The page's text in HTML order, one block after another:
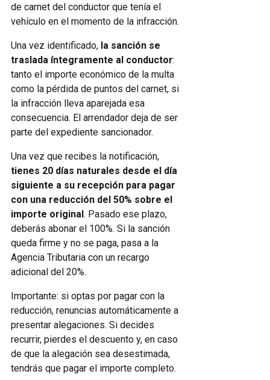
de carnet del conductor que tenía el
vehículo en el momento de la infracción.
Una vez identificado, la sanción se
traslada íntegramente al conductor:
tanto el importe económico de la multa
como la pérdida de puntos del carnet, si
la infracción lleva aparejada esa
consecuencia. El arrendador deja de ser
parte del expediente sancionador.
Una vez que recibes la notificación,
tienes 20 días naturales desde el día
siguiente a su recepción para pagar
con una reducción del 50% sobre el
importe original. Pasado ese plazo,
deberás abonar el 100%. Si la sanción
queda firme y no se paga, pasa a la
Agencia Tributaria con un recargo
adicional del 20%.
Importante: si optas por pagar con la
reducción, renuncias automáticamente a
presentar alegaciones. Si decides
recurrir, pierdes el descuento y, en caso
de que la alegación sea desestimada,
tendrás que pagar el importe completo.